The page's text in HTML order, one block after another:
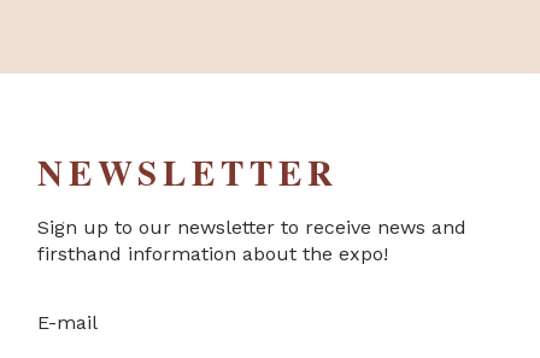
NEWSLETTER
Sign up to our newsletter to receive news and
firsthand information about the expo!
E-mail